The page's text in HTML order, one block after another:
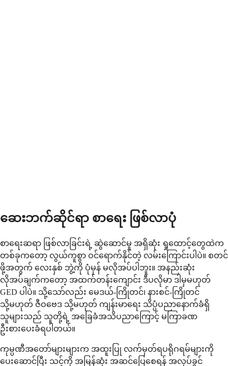
ဆေးဘက်ဆိုင်ရာ စာရေး ဖြစ်လာပုံ
စာရေးဆရာ ဖြစ်လာခြင်းရဲ့ ဆွဲဆောင်မှု အရှိဆုံး ရှုထောင့်တွေထဲက
တစ်ခုကတော့ လွယ်ကူစွာ ဝင်ရောက်နိုင်တဲ့ လမ်းကြောင်းပါပဲ။ စတင်
ဖို့အတွက် လေးနှစ် ဘွဲ့ကို ပုံမှန် မလိုအပ်ပါဘူး။ အနည်းဆုံး
လိုအပ်ချက်ကတော့ အထက်တန်းကျောင်း ဒီပလိုမာ ဒါမှမဟုတ်
GED ပါပဲ။ သို့သော်လည်း မေဒယ်-ကြိုတင်၊ နားစင်-ကြိုတင်
သို့မဟုတ် ဇီဝဗေဒ သို့မဟုတ် ကျန်းမာရေး သိပ္ပံပညာနောက်ခံရှိ
သူများသည် သူတို့ရဲ့ အခြေခံအသိပညာကြောင့် မကြာခဏ
ဦးစားပေးခံရပါတယ်။
ကုမ္ပဏီအတော်များများက အထူးပြု လက်မှတ်ရပရိုဂရမ်များကို
ပေးဆောင်ပြီး သင့်ကို အမြန်ဆုံး အဆင်ပြေစေရန် အလုပ်ခွင်